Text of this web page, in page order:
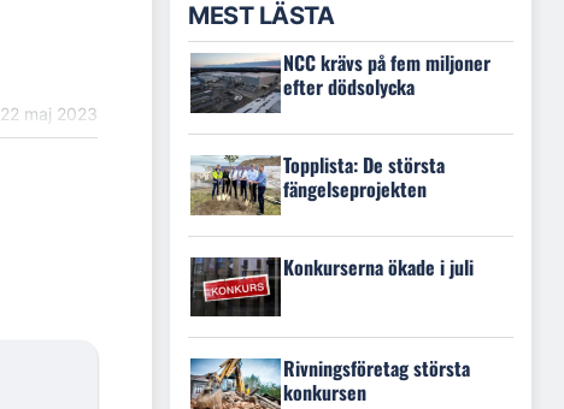
22 maj 2023
MEST LÄSTA
NCC krävs på fem miljoner
efter dödsolycka
Topplista: De största
fängelseprojekten
Konkurserna ökade i juli
Rivningsföretag största
konkursen